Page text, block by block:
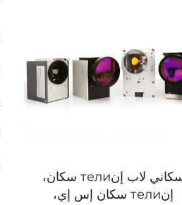
سكاني لاب إنтели سكان،
إنтели سكان إس إي،